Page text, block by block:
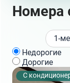
Номера
1-
Недорогие
Дорогие
С